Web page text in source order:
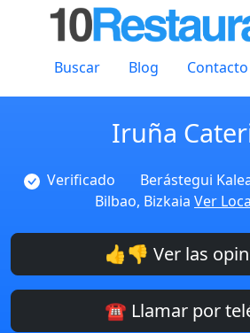
Buscar Blog Contacto
Iruña
Verificado
Berástegui
Bilbao, Bizkaia Ver
👍👎 Ver las
☎️ Llamar por